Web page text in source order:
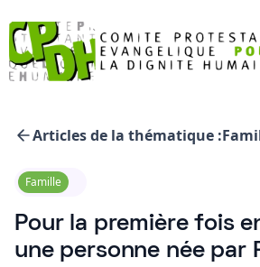
Articles de la thématique :
Famille
Pour la première fois
une personne née par